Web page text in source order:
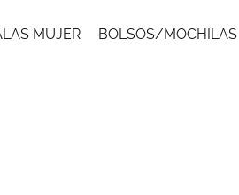
MUJER BOLSOS/MOCHILAS